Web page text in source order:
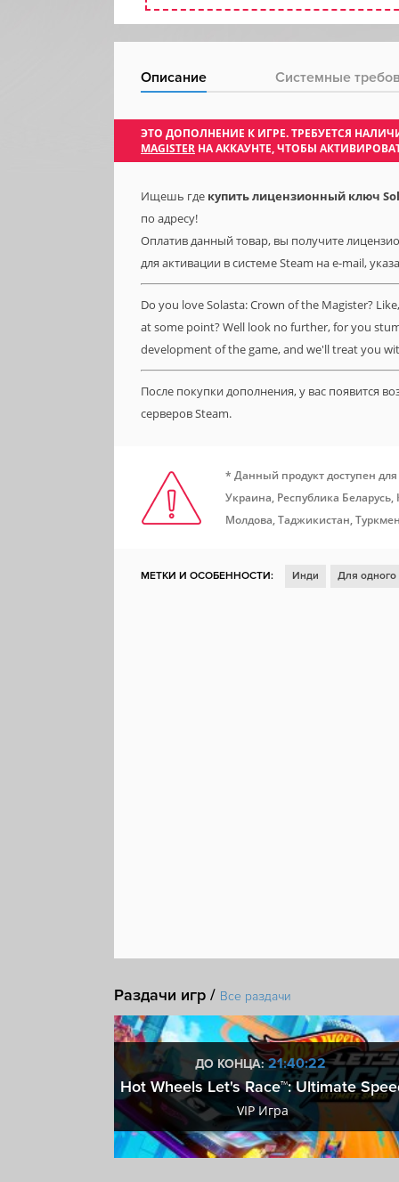
Описание Системные
ЭТО ДОПОЛНЕНИЕ К ИГРЕ. ТРЕБУЕТСЯ
MAGISTER НА АККАУНТЕ, ЧТОБЫ
Ищешь где купить лицензионный ключ
по адресу!
Оплатив данный товар, вы получите
для активации в системе Steam на e-mail,
Do you love Solasta: Crown of the Magister?
at some point? Well look no further, for you
development of the game, and we'll treat you
После покупки дополнения, у вас появится
серверов Steam.
* Данный продукт доступен
Украина, Республика
Молдова, Таджикистан,
МЕТКИ И ОСОБЕННОСТИ: Инди Для одного
Раздачи игр / Все раздачи
ДО КОНЦА:21:40:21
Hot Wheels Let's Race™: Ultimate
VIP Игра